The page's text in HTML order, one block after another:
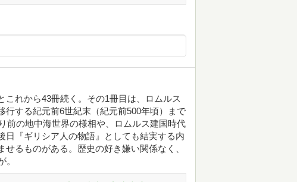
れから43冊続く。その1冊目は、ロムルス
する紀元前6世紀末（紀元前500年頃）まで
の地中海世界の様相や、ロムルス建国時代
『ギリシア人の物語』としても結実する内
るものがある。歴史の好き嫌い関係なく、
。